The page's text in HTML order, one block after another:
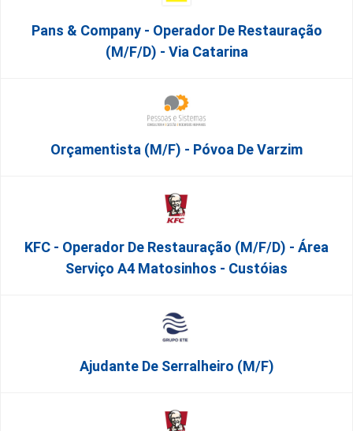
Pans & Company - Operador De Restauração
(m/f/d) - Via Catarina
Orçamentista (m/f) - Póvoa De Varzim
KFC - Operador De Restauração (m/f/d) - Área
Serviço A4 Matosinhos - Custóias
Ajudante De Serralheiro (m/f)